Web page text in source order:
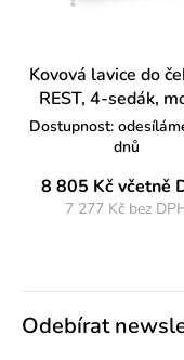
Kovová lavice do
REST, 4-sedák,
Dostupnost:
dnů
8 805 Kčvčetně
7 277 Kč bez
Odebírat